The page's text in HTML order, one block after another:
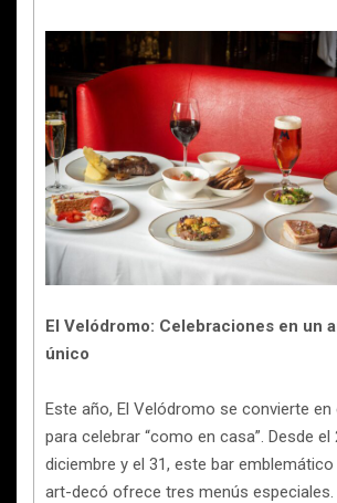
El Velódromo: Celebraciones en un
único
Este año, El Velódromo se convierte en
para celebrar “como en casa”. Desde el
diciembre y el 31, este bar
art-decó ofrece tres menús especiales.